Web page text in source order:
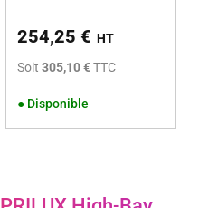
254,25 € HT
Soit 305,10 €TTC
● Disponible